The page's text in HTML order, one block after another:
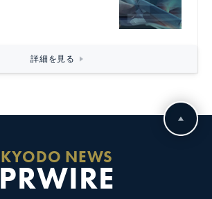
詳細を見る
KYODO NEWS
PRWIRE